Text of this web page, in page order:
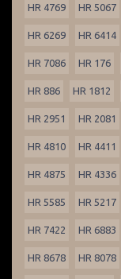
HR 4769 HR 5067
HR 6269 HR 6414
HR 7086 HR 176
HR 886 HR 1812
HR 2951 HR 2081
HR 4810 HR 4411
HR 4875 HR 4336
HR 5585 HR 5217
HR 7422 HR 6883
HR 8678 HR 8078